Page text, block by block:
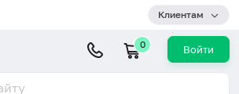
Клиентам
0 Войти